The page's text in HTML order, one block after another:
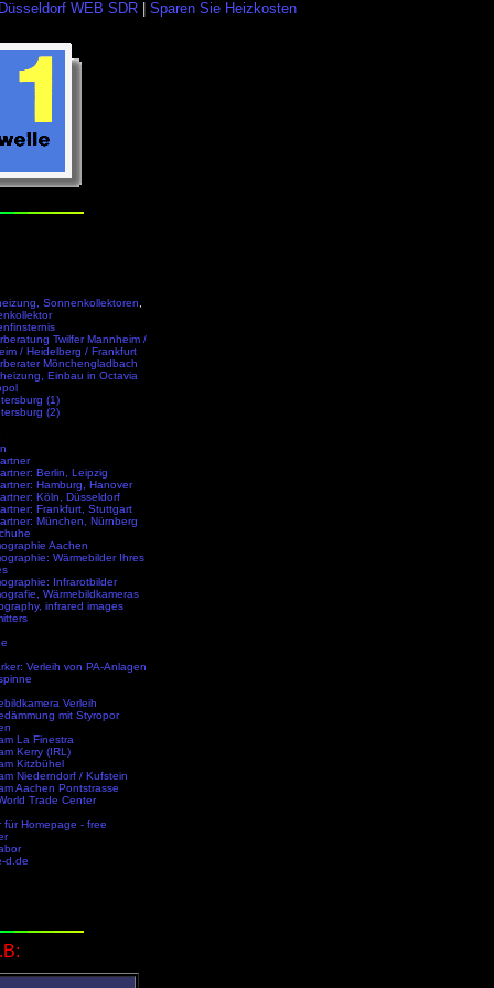
WEB SDR| Sparen Sie Heizkosten
Sonnenkollektoren
Twilfer Mannheim /
/ Heidelberg / Frankfurt
Mönchengladbach
Einbau in Octavia
(1)
(2)
Berlin, Leipzig
Hamburg, Hanover
Köln, Düsseldorf
Frankfurt, Stuttgart
München, Nürnberg
Aachen
Wärmebilder Ihres
Infrarotbilder
Wärmebildkameras
infrared images
Verleih von PA-Anlagen
Verleih
mit Styropor
La Finestra
Kerry (IRL)
Kitzbühel
Niederndorf / Kufstein
Aachen Pontstrasse
Trade Center
für Homepage - free
d.de